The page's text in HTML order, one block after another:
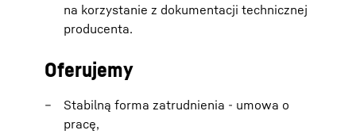
na korzystanie z dokumentacji technicznej
producenta.
Oferujemy
Stabilną forma zatrudnienia - umowa o
pracę,